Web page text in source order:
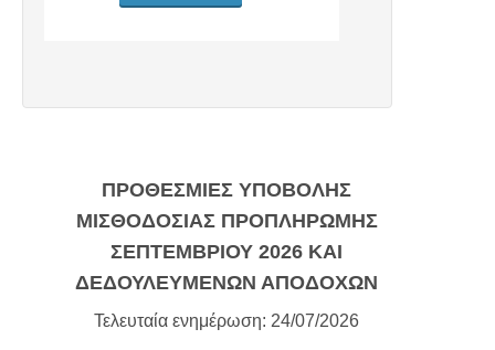
ΠΡΟΘΕΣΜΙΕΣ ΥΠΟΒΟΛΗΣ
ΜΙΣΘΟΔΟΣΙΑΣ ΠΡΟΠΛΗΡΩΜΗΣ
ΣΕΠΤΕΜΒΡΙΟΥ 2026 ΚΑΙ
ΔΕΔΟΥΛΕΥΜΕΝΩΝ ΑΠΟΔΟΧΩΝ
Τελευταία ενημέρωση: 24/07/2026